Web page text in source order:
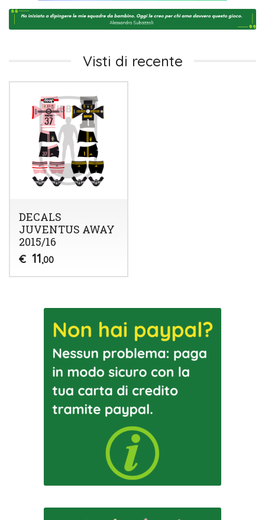
Visti di recente
DECALS
JUVENTUS AWAY
2015/16
€ 11,00